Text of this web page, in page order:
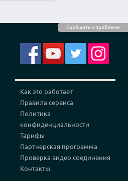
Сообщить о проблеме
Как это работает
Правила сервиса
Политика
конфиденциальности
Тарифы
Партнерская программа
Проверка видео соединения
Контакты